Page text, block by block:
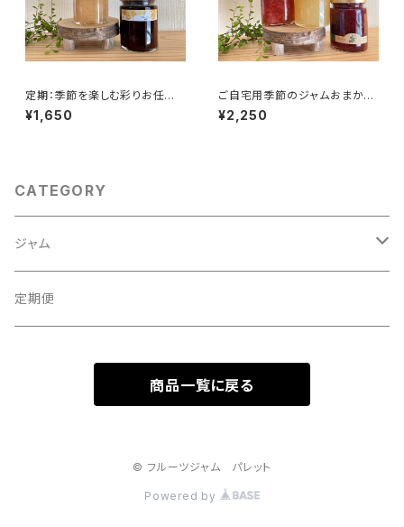
定期：季節を楽しむ彩りお任せ
セット:大瓶2本
¥1,650
ご自宅用季節のジャムおまかせ
3本セット（箱なし）
¥2,250
CATEGORY
ジャム
ギフトセット
定期便
商品一覧に戻る
© フルーツジャム パレット
Powered by